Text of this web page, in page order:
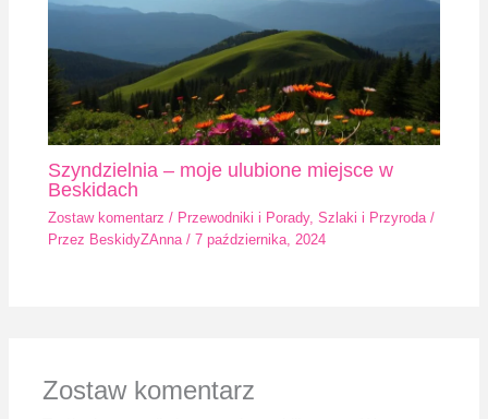
Szyndzielnia – moje ulubione miejsce w
Beskidach
Zostaw komentarz / Przewodniki i Porady,Szlaki i Przyroda /
Przez BeskidyZAnna/7 października, 2024
Zostaw komentarz